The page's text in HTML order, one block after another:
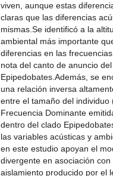
viven, aunque estas
claras que las diferencias
mismas.Se identificó a la
ambiental más importante
diferencias en las
nota del canto de anuncio
Epipedobates.Además, se
una relación inversa
entre el tamaño del individuo
Frecuencia Dominante
dentro del clado
las variables acústicas y
en este estudio apoyan el
divergente en asociación
aislamiento producido por el